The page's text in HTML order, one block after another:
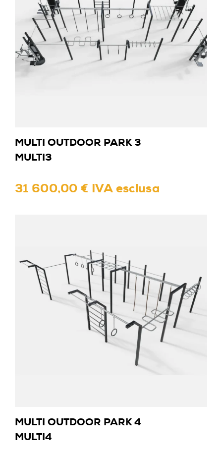
MULTI OUTDOOR PARK 3
MULTI3
31 600,00 € IVA esclusa
MULTI OUTDOOR PARK 4
MULTI4